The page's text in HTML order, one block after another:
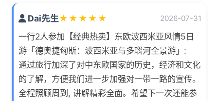
Dai先生★ ★ ★ ★ ★ 2026-07-31
一行2人参加【经典热卖】东欧波西米亚风情5日
游「德奥捷匈斯：波西米亚与多瑙河全景游」:
通过旅行加深了对中东欧国家的历史，经济和文化
的了解，方便我们进一步加强对一带一路的宣传。
全程照顾周到, 讲解精彩全面。希望下一次还能参